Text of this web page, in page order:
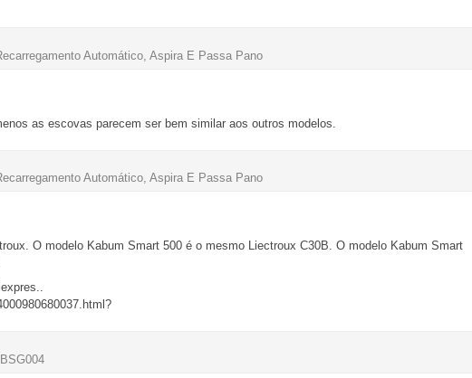
Automático, Aspira E Passa Pano
as escovas parecem ser bem similar aos outros modelos.
Automático, Aspira E Passa Pano
O modelo Kabum Smart 500 é o mesmo Liectroux C30B. O modelo Kabum Smart